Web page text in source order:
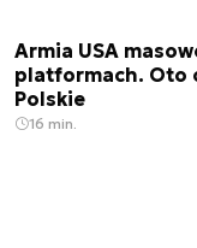
Armia USA
platformach. Oto
Polskie
16 min.